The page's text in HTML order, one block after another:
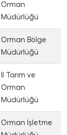
Orman
Müdürlüğü
Orman Bölge
Müdürlüğü
İl Tarım ve
Orman
Müdürlüğü
Orman İşletme